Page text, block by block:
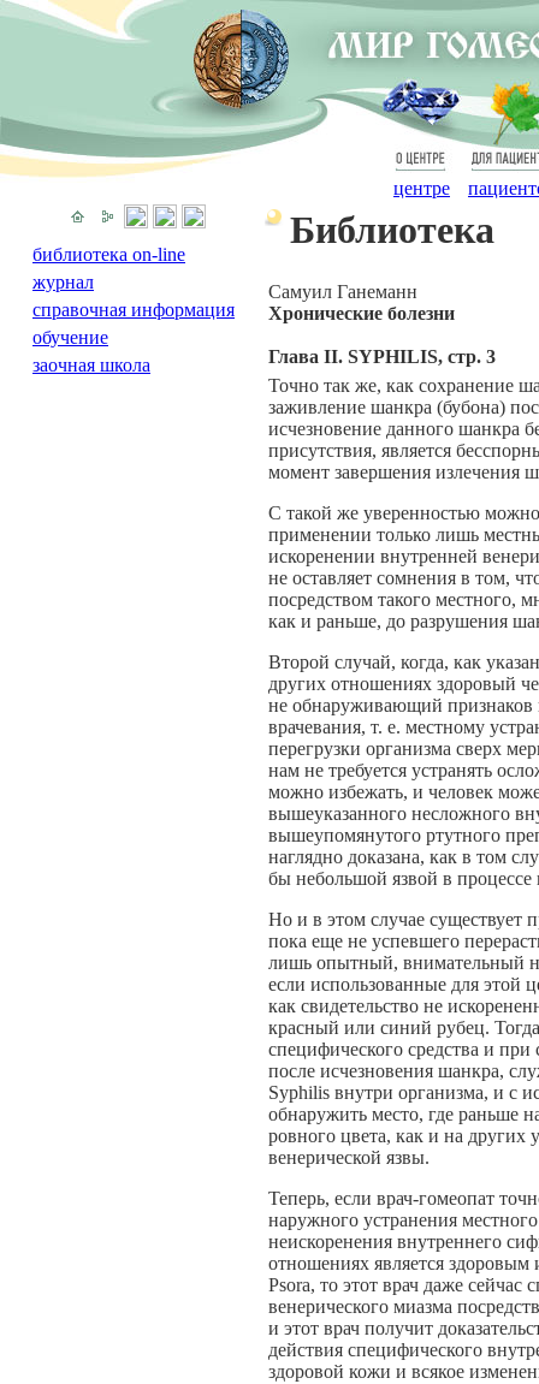
О
центре
Для
Библиотека
Cамуил Ганеманн
Хронические болезни
Глава II. SYPHILIS, стр. 3
Точно так же, как сохранение
заживление шанкра (бубона)
исчезновение данного шанкра
присутствия, является
момент завершения излечения
С такой же уверенностью
применении только лишь
искоренении внутренней
не оставляет сомнения в том,
посредством такого местного,
как и раньше, до разрушения
Второй случай, когда, как
других отношениях здоровый
не обнаруживающий признаков
врачевания, т. е. местному
перегрузки организма сверх
нам не требуется устранять
можно избежать, и человек
вышеуказанного несложного
вышеупомянутого ртутного
наглядно доказана, как в том
бы небольшой язвой в процессе
Но и в этом случае существует
пока еще не успевшего
лишь опытный, внимательный
если использованные для этой
как свидетельство не
красный или синий рубец.
специфического средства и
после исчезновения шанкра,
Syphilis внутри организма, и с
обнаружить место, где раньше
ровного цвета, как и на
венерической язвы.
Теперь, если врач-гомеопат
наружного устранения
неискоренения внутреннего
отношениях является здоровым
Psora, то этот врач даже сейчас
венерического миазма
и этот врач получит
действия специфического
здоровой кожи и всякое
библиотека on-line
журнал
справочная информация
обучение
заочная школа